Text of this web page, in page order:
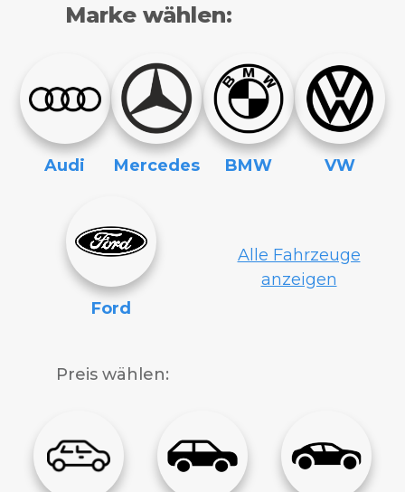
Marke wählen:
Audi Mercedes BMW VW
Ford
Alle Fahrzeuge
anzeigen
Preis wählen: